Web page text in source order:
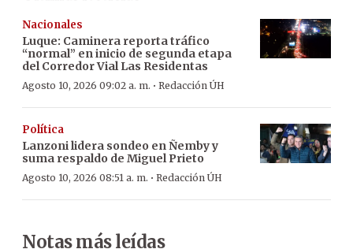
Nacionales
Luque: Caminera reporta tráfico
“normal” en inicio de segunda etapa
del Corredor Vial Las Residentas
Agosto 10, 2026 09:02 a. m. · Redacción ÚH
Política
Lanzoni lidera sondeo en Ñemby y
suma respaldo de Miguel Prieto
Agosto 10, 2026 08:51 a. m. · Redacción ÚH
Notas más leídas